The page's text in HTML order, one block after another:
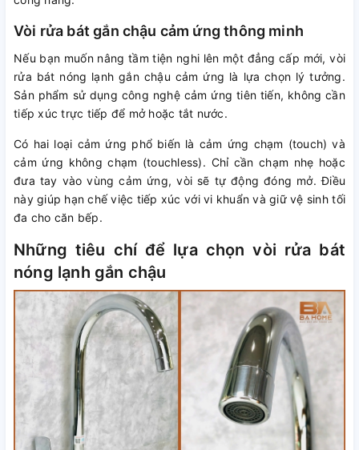
Vòi rửa bát gắn chậu cảm ứng thông minh
Nếu bạn muốn nâng tầm tiện nghi lên một đẳng cấp mới, vòi
rửa bát nóng lạnh gắn chậu cảm ứng là lựa chọn lý tưởng.
Sản phẩm sử dụng công nghệ cảm ứng tiên tiến, không cần
tiếp xúc trực tiếp để mở hoặc tắt nước.
Có hai loại cảm ứng phổ biến là cảm ứng chạm (touch) và
cảm ứng không chạm (touchless). Chỉ cần chạm nhẹ hoặc
đưa tay vào vùng cảm ứng, vòi sẽ tự động đóng mở. Điều
này giúp hạn chế việc tiếp xúc với vi khuẩn và giữ vệ sinh tối
đa cho căn bếp.
Những tiêu chí để lựa chọn vòi rửa bát
nóng lạnh gắn chậu